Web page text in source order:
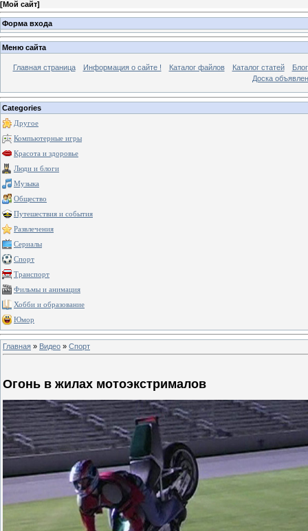
[Мой сайт]
Форма входа
Меню сайта
Главная страница Информация о сайте ! Каталог файлов Каталог статей
Блог
Доска
Categories
Другое
Компьютерные игры
Красота и здоровье
Люди и блоги
Музыка
Общество
Путешествия и события
Развлечения
Сериалы
Спорт
Транспорт
Фильмы и анимация
Хобби и образование
Юмор
Главная » Видео » Спорт
Огонь в жилах мотоэкстрималов